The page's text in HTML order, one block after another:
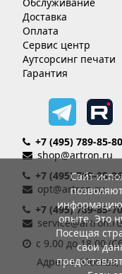
Доставка
Оплата
Сервис центр
Аутсорсинг печати
Гарантия
+7 (495) 789-85-80
shop@artron.ru
+7 (495) 789-85-86
opt@artron.ru
+7 (495) 789-85-70
service@artron.ru
с 9.00 до 18.00
Адрес: г.
Сайт
информацию
опыте. Это
Посещая
свои